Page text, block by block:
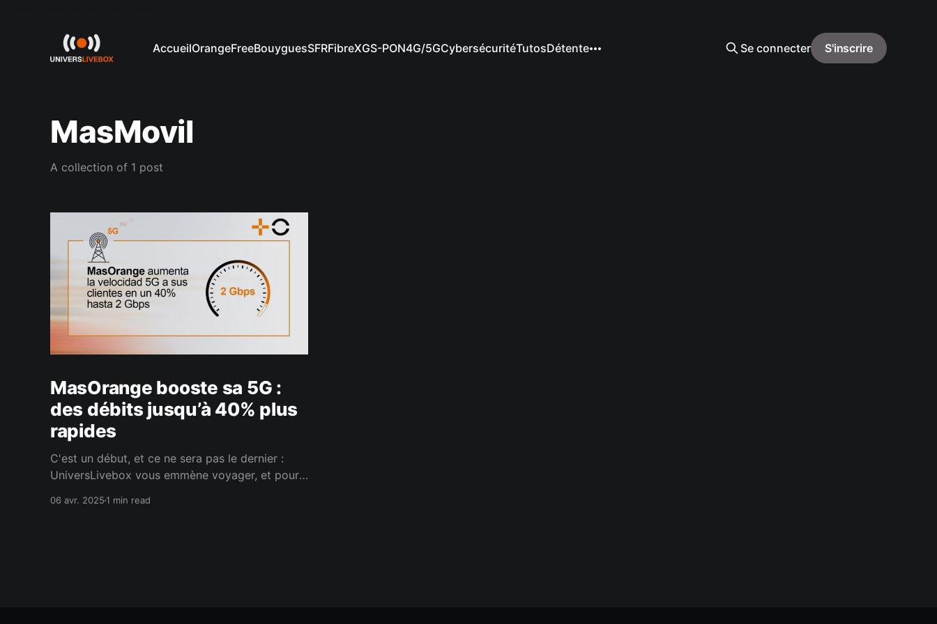
AccueilOrangeFreeBouyguesSFRFibreXGS-PON4G/5GCybersécuritéTutosDétente Se connecter S'inscrire
MasMovil
A collection of 1 post
MasOrange booste sa 5G :
des débits jusqu’à 40% plus
rapides
C'est un début, et ce ne sera pas le dernier :
UniversLivebox vous emmène voyager, et pour
06 avr. 20251 min read